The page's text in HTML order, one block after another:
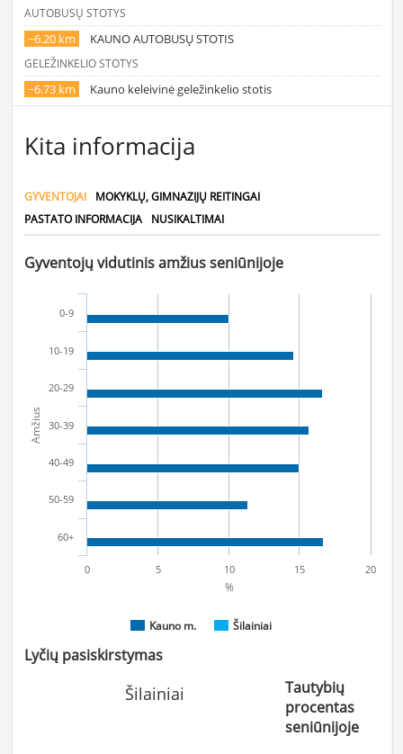
AUTOBUSŲ STOTYS
~6.20 km KAUNO AUTOBUSŲ STOTIS
GELEŽINKELIO STOTYS
~6.73 km Kauno keleivinė geležinkelio stotis
Kita informacija
GYVENTOJAI
MOKYKLŲ, GIMNAZIJŲ REITINGAI
PASTATO INFORMACIJA
NUSIKALTIMAI
Gyventojų vidutinis amžius seniūnijoje
Amžius
%
Kauno m. Šilainiai
0-9
10-19
20-29
30-39
40-49
50-59
60+
0 5 10 15 20
Lyčių pasiskirstymas
Šilainiai
Tautybių
procentas
seniūnijoje